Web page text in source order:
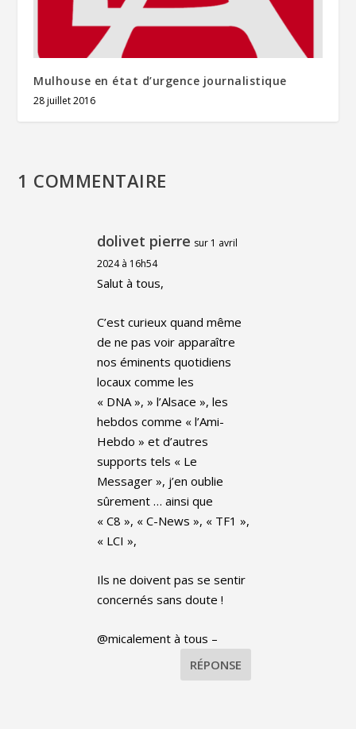
Mulhouse en état d’urgence journalistique
28 juillet 2016
1 COMMENTAIRE
dolivet pierre sur 1 avril
2024 à 16h54
Salut à tous,
C’est curieux quand même
de ne pas voir apparaître
nos éminents quotidiens
locaux comme les
« DNA », » l’Alsace », les
hebdos comme « l’Ami-
Hebdo » et d’autres
supports tels « Le
Messager », j’en oublie
sûrement … ainsi que
« C8 », « C-News », « TF1 »,
« LCI »,
Ils ne doivent pas se sentir
concernés sans doute !
@micalement à tous –
RÉPONSE